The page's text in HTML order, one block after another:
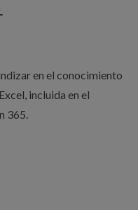
en el conocimiento
incluida en el
365.